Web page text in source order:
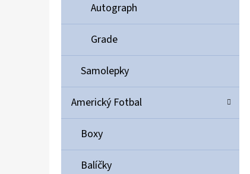
Autograph
Grade
Samolepky
Americký Fotbal
Boxy
Balíčky